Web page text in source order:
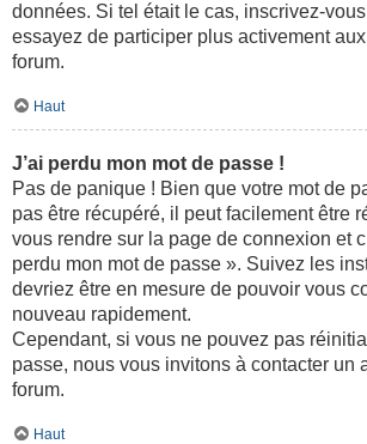
données. Si tel était le cas, inscrivez-
essayez de participer plus activement
forum.
Haut
J’ai perdu mon mot de passe !
Pas de panique ! Bien que votre mot de
pas être récupéré, il peut facilement être
vous rendre sur la page de connexion et
perdu mon mot de passe ». Suivez les
devriez être en mesure de pouvoir vous
nouveau rapidement.
Cependant, si vous ne pouvez pas
passe, nous vous invitons à contacter un
forum.
Haut